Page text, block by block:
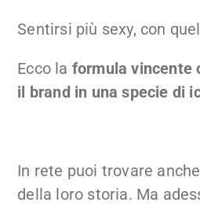
Sentirsi più sexy, con
Ecco la formula vincente
il brand in una specie di
In rete puoi trovare
della loro storia. Ma